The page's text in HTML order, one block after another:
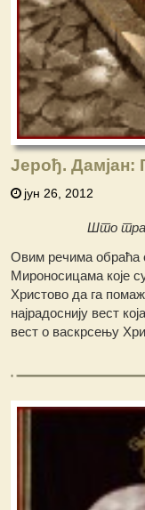
Јерођ. Дамјан:
јун 26, 2012
Што
Овим речима обраћа
Мироносицама које
Христово да га
најрадоснију вест
вест о васкрсењу